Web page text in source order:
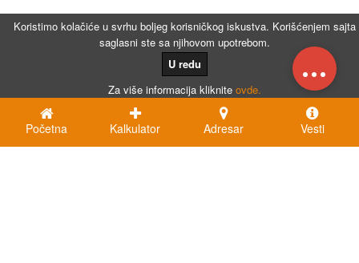
Koristimo kolačiće u svrhu boljeg korisničkog iskustva. Korišćenjem sajta
saglasni ste sa njihovom upotrebom.
U redu
Za više informacija kliknite ovde.
...
Početna Kalkulator Adresar Vesti